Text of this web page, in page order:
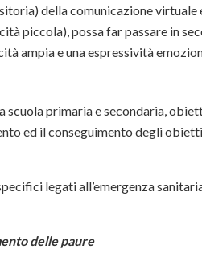
della comunicazione virtuale
piccola), possa far passare in
ampia e una espressività
primaria e secondaria,
ed il conseguimento degli
legati all’emergenza
delle paure